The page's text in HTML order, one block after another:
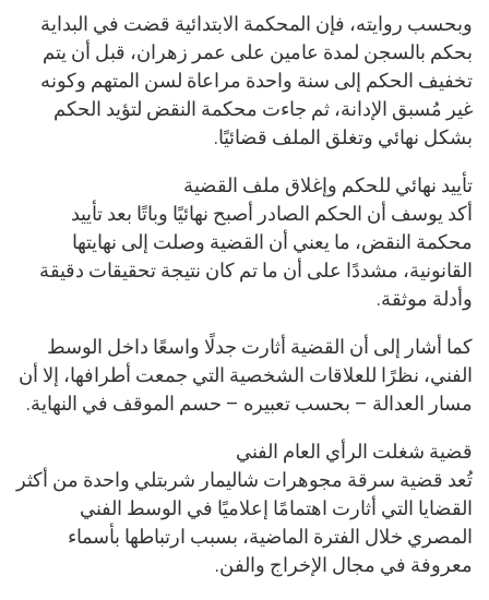
وبحسب روايته، فإن المحكمة الابتدائية قضت في البداية
بحكم بالسجن لمدة عامين على عمر زهران، قبل أن يتم
تخفيف الحكم إلى سنة واحدة مراعاة لسن المتهم وكونه
غير مُسبق الإدانة، ثم جاءت محكمة النقض لتؤيد الحكم
بشكل نهائي وتغلق الملف قضائيًا.
تأييد نهائي للحكم وإغلاق ملف القضية
أكد يوسف أن الحكم الصادر أصبح نهائيًا وباتًا بعد تأييد
محكمة النقض، ما يعني أن القضية وصلت إلى نهايتها
القانونية، مشددًا على أن ما تم كان نتيجة تحقيقات دقيقة
وأدلة موثقة.
كما أشار إلى أن القضية أثارت جدلًا واسعًا داخل الوسط
الفني، نظرًا للعلاقات الشخصية التي جمعت أطرافها، إلا أن
مسار العدالة – بحسب تعبيره – حسم الموقف في النهاية.
قضية شغلت الرأي العام الفني
تُعد قضية سرقة مجوهرات شاليمار شربتلي واحدة من أكثر
القضايا التي أثارت اهتمامًا إعلاميًا في الوسط الفني
المصري خلال الفترة الماضية، بسبب ارتباطها بأسماء
معروفة في مجال الإخراج والفن.